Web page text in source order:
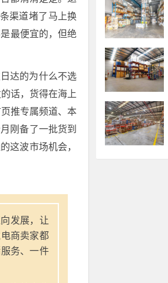
渠道堵了马上换
最便宜的，但绝
达的为什么不选
话，货得在海上
推专属频道、本
刚备了一批货到
这波市场机会，
发展，让
商卖家都
务、一件